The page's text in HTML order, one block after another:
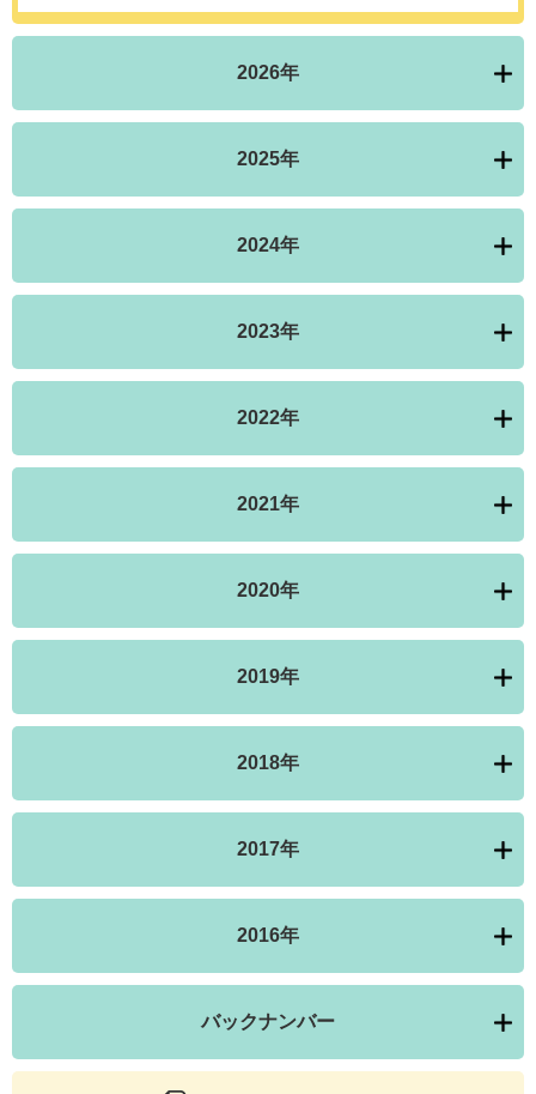
2026年
2025年
2024年
2023年
2022年
2021年
2020年
2019年
2018年
2017年
2016年
バックナンバー